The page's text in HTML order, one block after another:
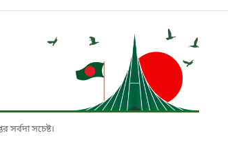
সর্বদা সচেষ্ট।